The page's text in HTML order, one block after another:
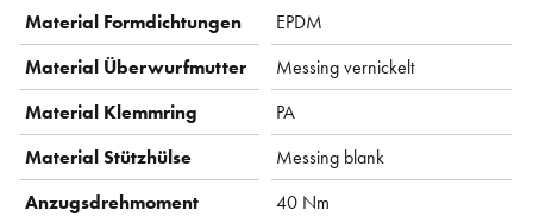
Material Formdichtungen
EPDM
Material Überwurfmutter
Messing vernickelt
Material Klemmring
PA
Material Stützhülse
Messing blank
Anzugsdrehmoment
40 Nm